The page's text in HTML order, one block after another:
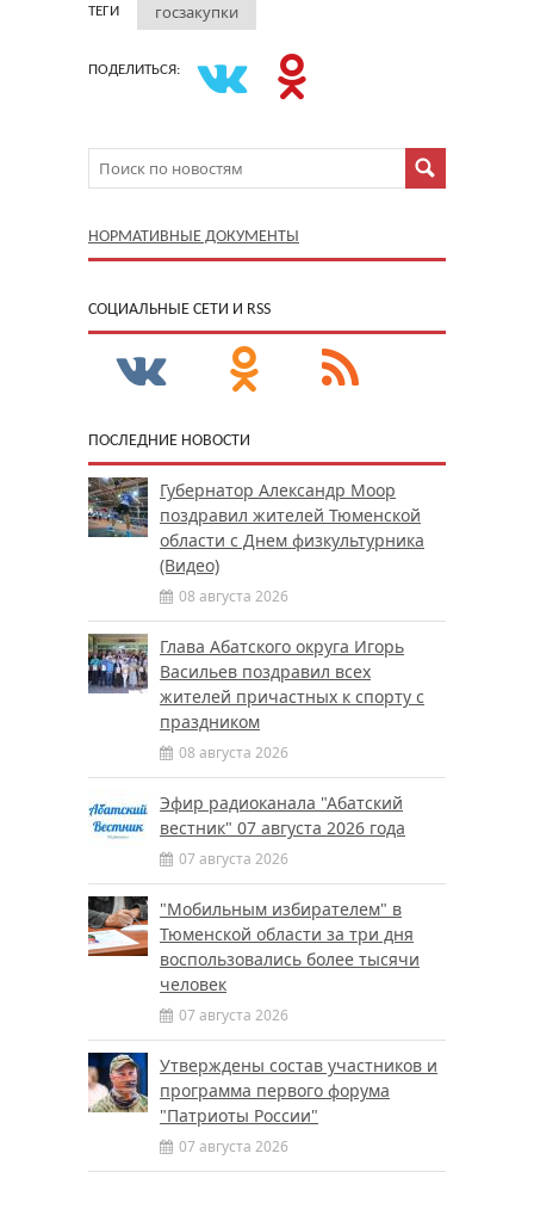
ТЕГИ госзакупки
ПОДЕЛИТЬСЯ:
НОРМАТИВНЫЕ ДОКУМЕНТЫ
CОЦИАЛЬНЫЕ СЕТИ И RSS
ПОСЛЕДНИЕ НОВОСТИ
Губернатор Александр Моор
поздравил жителей Тюменской
области с Днем физкультурника
(Видео)
08 августа 2026
Глава Абатского округа Игорь
Васильев поздравил всех
жителей причастных к спорту с
праздником
08 августа 2026
Эфир радиоканала "Абатский
вестник" 07 августа 2026 года
07 августа 2026
"Мобильным избирателем" в
Тюменской области за три дня
воспользовались более тысячи
человек
07 августа 2026
Утверждены состав участников и
программа первого форума
"Патриоты России"
07 августа 2026